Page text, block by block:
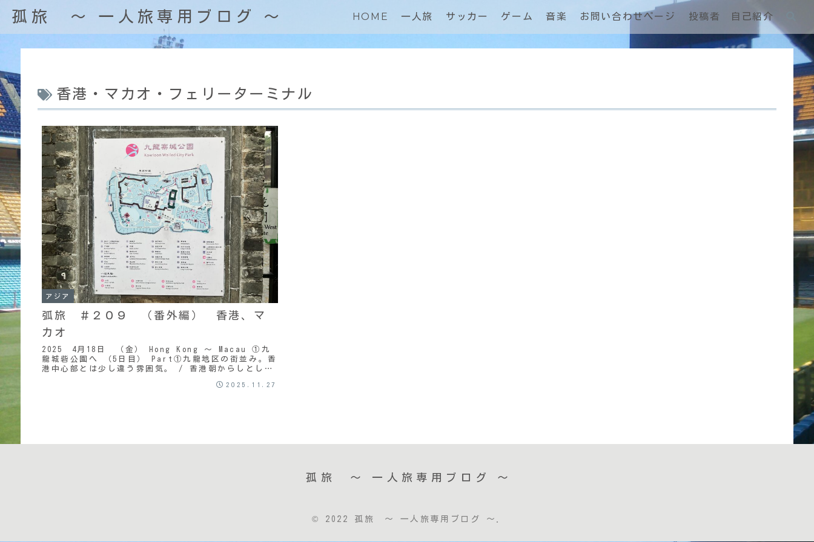
孤旅 〜 一人旅専用ブログ ～ HOME 一人旅 サッカー ゲーム 音楽 お問い合わせページ 投稿者 自己紹介
香港・マカオ・フェリーターミナル
アジア
弧旅 ＃２０９ （番外編） 香港、マ
カオ
2025 4月18日 （金） Hong Kong ～ Macau ①九
龍城砦公園へ （5日目） Part①九龍地区の街並み。香
港中心部とは少し違う雰囲気。 / 香港朝からしとしと
2025.11.27
孤旅 〜 一人旅専用ブログ ～
© 2022 孤旅 〜 一人旅専用ブログ ～.